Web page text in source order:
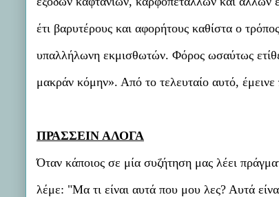
έτι βαρυτέρους και αφορήτους καθίστα ο
υπαλλήλωνη εκμισθωτών. Φόρος ωσαύτως
μακράν κόμην». Από το τελευταίο αυτό,
ΠΡΑΣΣΕΙΝ ΑΛΟΓΑ
Όταν κάποιος σε μία συζήτηση μας λέει
λέμε: "Μα τι είναι αυτά που μου λες? Αυτά